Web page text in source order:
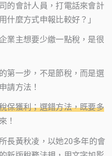
的會計人員，打電話來會計
什麼方式申報比較好？」
業主想要少繳一點稅，是很
第一步，不是節稅，而是選
請方法！
保獲利；選錯方法，既要多
來！
長黃秋凌，以她20多年的會